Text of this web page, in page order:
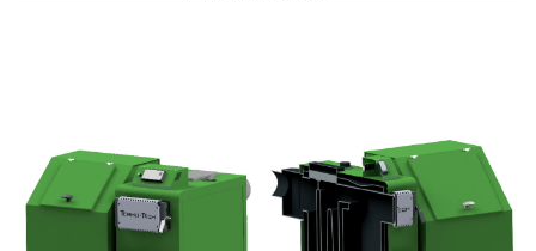
+48 798 768 768 ⌂ godz. 8:00 - 16:00⌂
sklep@oszczedneinstalacje.pl
Powiadom mnie o dostępności